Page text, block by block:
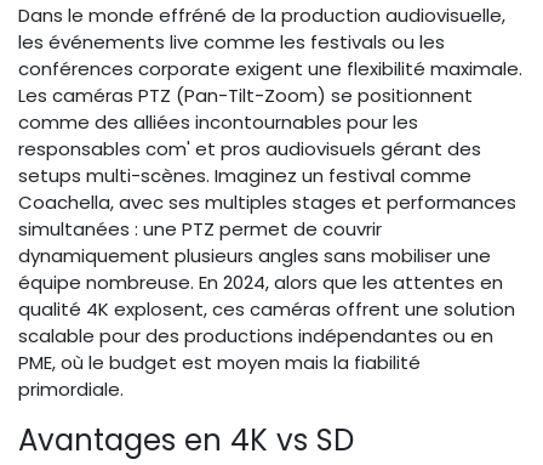
Dans le monde effréné de la production audiovisuelle,
les événements live comme les festivals ou les
conférences corporate exigent une flexibilité maximale.
Les caméras PTZ (Pan-Tilt-Zoom) se positionnent
comme des alliées incontournables pour les
responsables com' et pros audiovisuels gérant des
setups multi-scènes. Imaginez un festival comme
Coachella, avec ses multiples stages et performances
simultanées : une PTZ permet de couvrir
dynamiquement plusieurs angles sans mobiliser une
équipe nombreuse. En 2024, alors que les attentes en
qualité 4K explosent, ces caméras offrent une solution
scalable pour des productions indépendantes ou en
PME, où le budget est moyen mais la fiabilité
primordiale.
Avantages en 4K vs SD